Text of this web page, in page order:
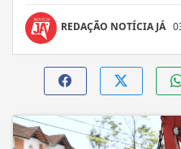
REDAÇÃO NOTÍCIA JÁ